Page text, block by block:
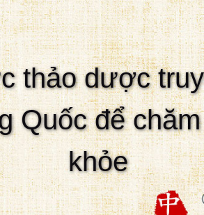
cường hệ
miễn dịch
Nâng cao nam Điều
Đồ uống rắn Đồ uống
thảo dược
Quốc để
khỏe